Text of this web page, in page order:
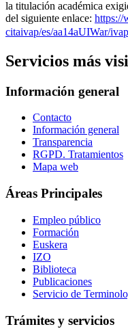
la titulación académica
del siguiente enlace: https://
citaivap/es/aa14aUIWar/
Servicios más
Información general
Contacto
Información general
Transparencia
RGPD. Tratamientos
Mapa web
Áreas Principales
Empleo público
Formación
Euskera
IZO
Biblioteca
Publicaciones
Servicio de
Trámites y servicios